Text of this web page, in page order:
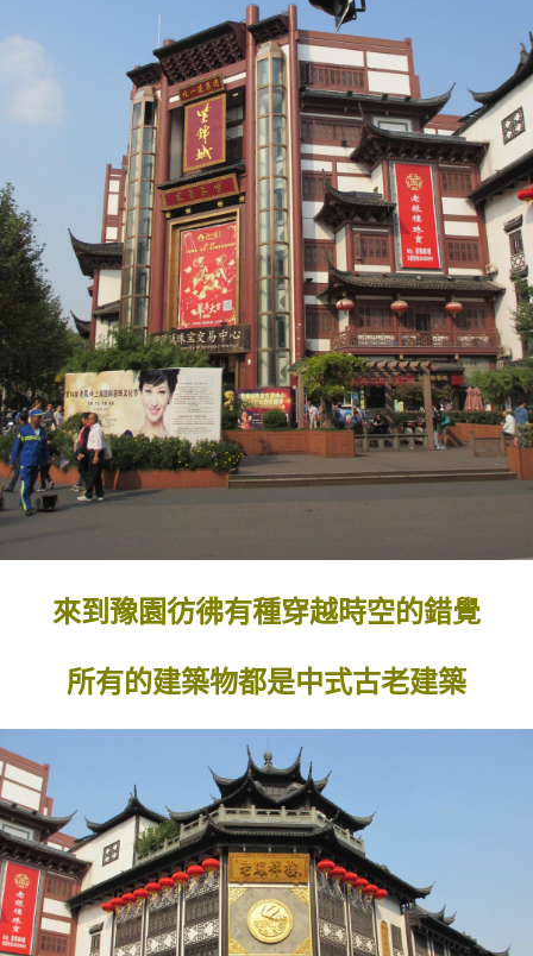
來到豫園彷彿有種穿越時空的錯覺
所有的建築物都是中式古老建築